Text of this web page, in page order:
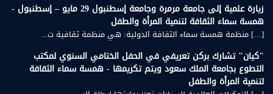
زيارة علمية إلى جامعة مرمرة وجامعة إسطنبول 29 مايو – إسطنبول -
همسة سماء الثقافة لتنمية المرأة والطفل
[…] منظمة همسة سماء الثقافة الدولية: هي منظمة ثقافية ت...
"كيان" تشارك بركن تعريفي في الحفل الختامي السنوي لمكتب
التطوع بجامعة الملك سعود ويتم تكريمها - همسة سماء الثقافة
لتنمية المرأة والطفل